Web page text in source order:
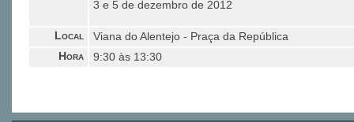
3 e 5 de dezembro de 2012
Local Viana do Alentejo - Praça da República
Hora 9:30 às 13:30